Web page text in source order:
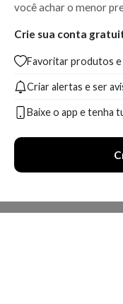
você achar o menor
Crie sua conta
Favoritar produtos e
Criar alertas e ser
Baixe o app e tenha